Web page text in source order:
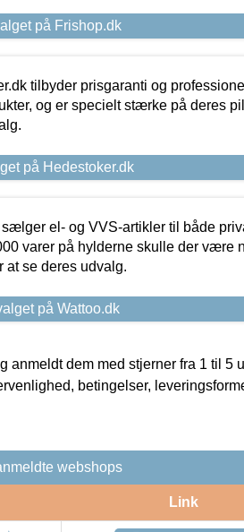
på Frishop.dk
tilbyder prisgaranti og
og er specielt stærke på deres
på Hedestoker.dk
el- og VVS-artikler til både
varer på hylderne skulle der være
at se deres udvalg.
på Wattoo.dk
dem med stjerner fra 1 til 5
betingelser,
webshops
Link